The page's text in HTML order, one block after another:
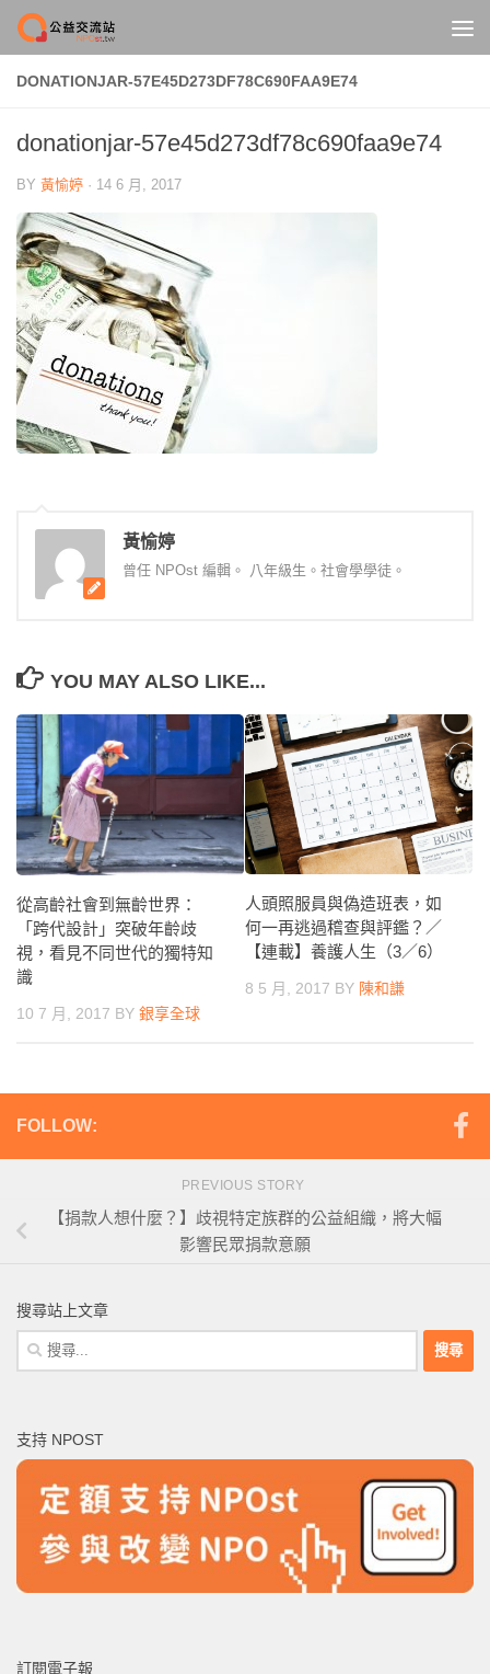
Skip to content
DONATIONJAR-57E45D273DF78C690FAA9E74
donationjar-57e45d273df78c690faa9e74
BY 黃愉婷 · 14 6 月, 2017
黃愉婷
曾任 NPOst 編輯。 八年級生。社會學學徒。
YOU MAY ALSO LIKE...
從高齡社會到無齡世界：
「跨代設計」突破年齡歧
視，看見不同世代的獨特知
識
10 7 月, 2017 BY 銀享全球
人頭照服員與偽造班表，如
何一再逃過稽查與評鑑？／
【連載】養護人生（3／6）
8 5 月, 2017 BY 陳和謙
FOLLOW:
PREVIOUS STORY
【捐款人想什麼？】歧視特定族群的公益組織，將大幅
影響民眾捐款意願
搜尋站上文章
搜
尋
字:
支持 NPOST
訂閱電子報